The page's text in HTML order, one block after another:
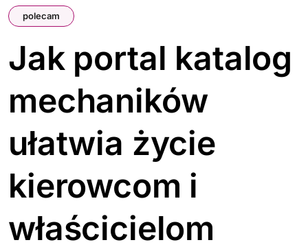
polecam
Jak portal katalog
mechaników
ułatwia życie
kierowcom i
właścicielom